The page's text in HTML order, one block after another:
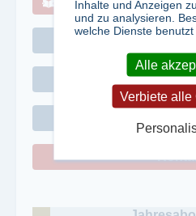
Anzeigen-
Inhalte und Anzeigen
und zu analysieren.
welche Dienste
Alle
Verbiete alle